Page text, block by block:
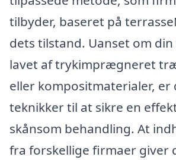
tilbyder, baseret på
dets tilstand. Uanset om
lavet af trykimprægneret
eller kompositmaterialer, er
teknikker til at sikre en
skånsom behandling. At
fra forskellige firmaer giver